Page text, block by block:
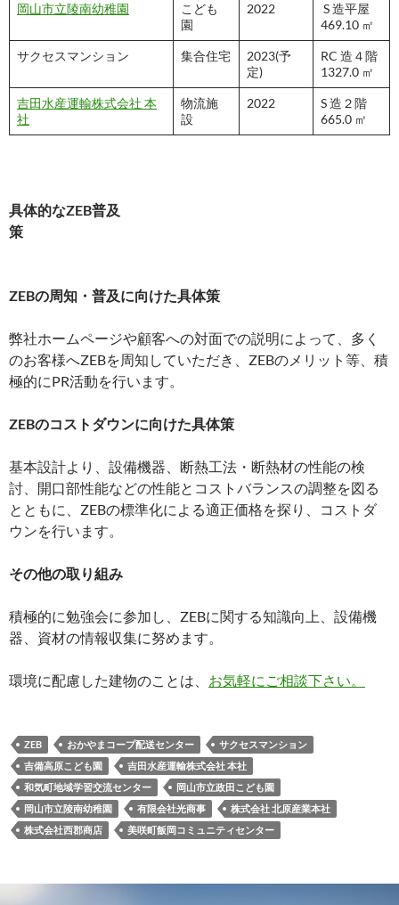
岡山市立陵南幼稚園
こども
園
2022
S 造平屋
469.10 ㎡
サクセスマンション 集合住宅
2023(予
定)
RC 造４階
1327.0 ㎡
吉田水産運輸株式会社 本
社
物流施
設
2022
S 造２階
665.0 ㎡
具体的なZEB普及
策
ZEBの周知・普及に向けた具体策
弊社ホームページや顧客への対面での説明によって、多く
のお客様へZEBを周知していただき、ZEBのメリット等、積
極的にPR活動を行います。
ZEBのコストダウンに向けた具体策
基本設計より、設備機器、断熱工法・断熱材の性能の検
討、開口部性能などの性能とコストバランスの調整を図る
とともに、ZEBの標準化による適正価格を探り、コストダ
ウンを行います。
その他の取り組み
積極的に勉強会に参加し、ZEBに関する知識向上、設備機
器、資材の情報収集に努めます。
環境に配慮した建物のことは、 お気軽にご相談下さい。
ZEB おかやまコープ配送センター
サクセスマンション
吉備高原こども園
吉田水産運輸株式会社 本社
和気町地域学習交流センター
岡山市立政田こども園
岡山市立陵南幼稚園
有限会社光商事
株式会社 北原産業本社
株式会社西郡商店
美咲町飯岡コミュニティセンター